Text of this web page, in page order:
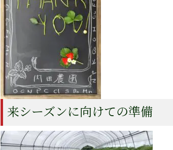
来シーズンに向けての準備